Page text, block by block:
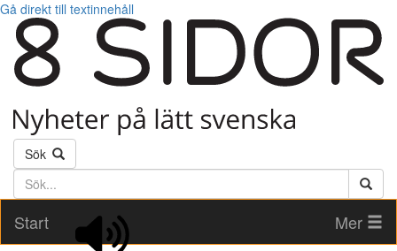
Gå direkt till textinnehåll
Sök
Söktext
Start
Mer